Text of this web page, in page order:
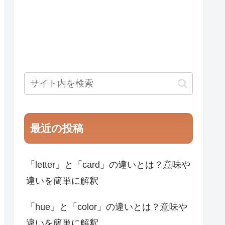
最近の投稿
「letter」と「card」の違いとは？意味や
違いを簡単に解釈
「hue」と「color」の違いとは？意味や